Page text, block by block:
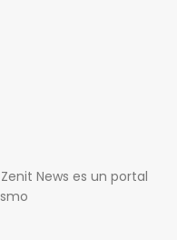
News es un portal